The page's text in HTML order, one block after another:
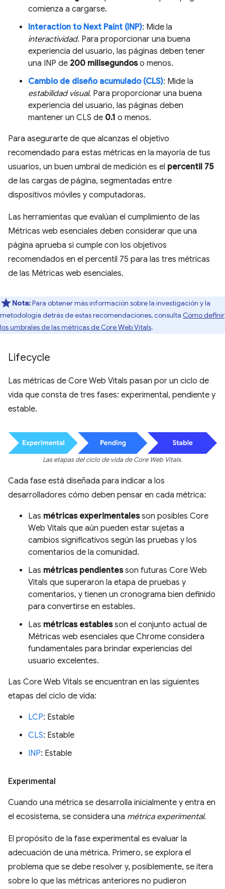
comienza a cargarse.
Interaction to Next Paint (INP): Mide la
interactividad. Para proporcionar una buena
experiencia del usuario, las páginas deben tener
una INP de 200 milisegundoso menos.
Cambio de diseño acumulado (CLS): Mide la
estabilidad visual. Para proporcionar una buena
experiencia del usuario, las páginas deben
mantener un CLS de 0.1 o menos.
Para asegurarte de que alcanzas el objetivo
recomendado para estas métricas en la mayoría de tus
usuarios, un buen umbral de medición es el percentil 75
de las cargas de página, segmentadas entre
dispositivos móviles y computadoras.
Las herramientas que evalúan el cumplimiento de las
Métricas web esenciales deben considerar que una
página aprueba si cumple con los objetivos
recomendados en el percentil 75 para las tres métricas
de las Métricas web esenciales.
Nota:Para obtener más información sobre la investigación y la
metodología detrás de estas recomendaciones, consulta Cómo definir
los umbrales de las métricas de Core Web Vitals.
Lifecycle
Las métricas de Core Web Vitals pasan por un ciclo de
vida que consta de tres fases: experimental, pendiente y
estable.
Las etapas del ciclo de vida de Core Web Vitals.
Cada fase está diseñada para indicar a los
desarrolladores cómo deben pensar en cada métrica:
Las métricas experimentalesson posibles Core
Web Vitals que aún pueden estar sujetas a
cambios significativos según las pruebas y los
comentarios de la comunidad.
Las métricas pendientesson futuras Core Web
Vitals que superaron la etapa de pruebas y
comentarios, y tienen un cronograma bien definido
para convertirse en estables.
Las métricas establesson el conjunto actual de
Métricas web esenciales que Chrome considera
fundamentales para brindar experiencias del
usuario excelentes.
Las Core Web Vitals se encuentran en las siguientes
etapas del ciclo de vida:
LCP: Estable
CLS: Estable
INP: Estable
Experimental
Cuando una métrica se desarrolla inicialmente y entra en
el ecosistema, se considera una métrica experimental.
El propósito de la fase experimental es evaluar la
adecuación de una métrica. Primero, se explora el
problema que se debe resolver y, posiblemente, se itera
sobre lo que las métricas anteriores no pudieron